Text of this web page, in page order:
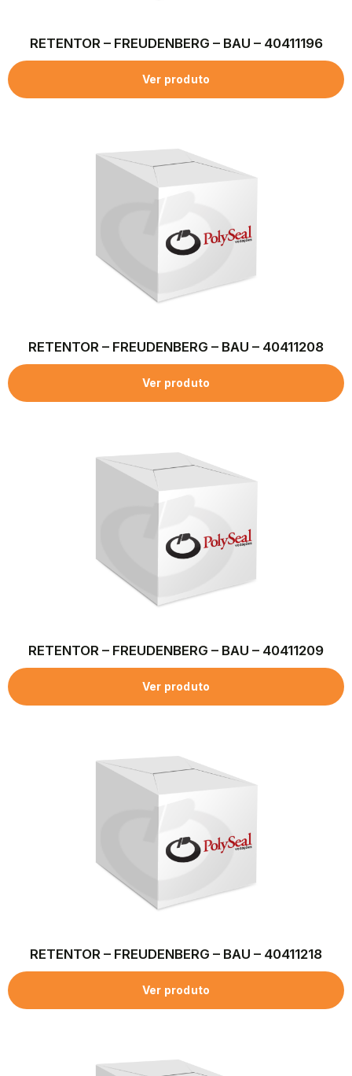
RETENTOR – FREUDENBERG – BAU – 40411196
Ver produto
RETENTOR – FREUDENBERG – BAU – 40411208
Ver produto
RETENTOR – FREUDENBERG – BAU – 40411209
Ver produto
RETENTOR – FREUDENBERG – BAU – 40411218
Ver produto